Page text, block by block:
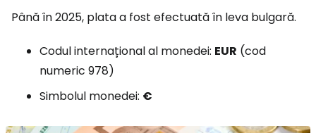
Până în 2025, plata a fost efectuată în leva bulgară.
Codul internațional al monedei: EUR (cod
numeric 978)
Simbolul monedei: €